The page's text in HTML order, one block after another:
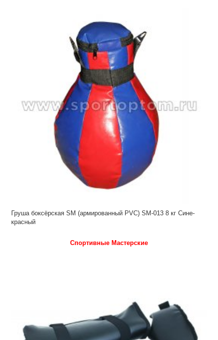
Груша боксёрская SM (армированный PVC) SM-013 8 кг Сине-
красный
Спортивные Мастерские